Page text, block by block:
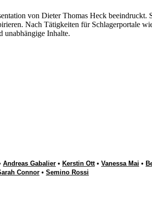
von Dieter Thomas Heck beeindruckt.
Nach Tätigkeiten für Schlagerportale
unabhängige Inhalte.
Andreas Gabalier • Kerstin Ott• Vanessa Mai •
Connor • Semino Rossi